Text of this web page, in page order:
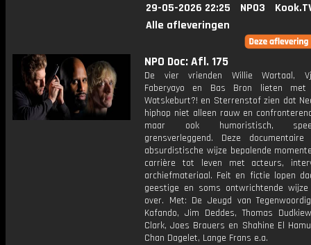
29-05-2026 22:25 NPO3
Alle afleveringen
NPO Doc: Afl. 175
De vier vrienden Willie Wartaal,
Faberyayo en Bas Bron lieten
Watskeburt?! en Sterrenstof zien dat
hiphop niet alleen rauw en
maar ook humoristisch,
grensverleggend. Deze
absurdistische wijze bepalende
carrière tot leven met acteurs,
archiefmateriaal. Feit en fictie lopen
geestige en soms ontwrichtende
over. Met: De Jeugd van
Kafando, Jim Deddes, Thomas
Clark, Joes Brauers en Shahine El
Chan Dagelet, Lange Frans e.a.